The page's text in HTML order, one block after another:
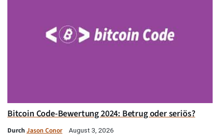
Bitcoin Code-Bewertung 2024: Betrug oder seriös?
Durch Jason Conor August 3, 2026